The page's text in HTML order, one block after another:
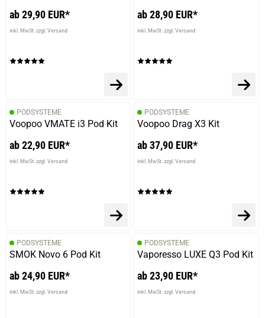
ab 29,90 EUR*
inkl. MwSt. zzgl. Versand
ab 28,90 EUR*
inkl. MwSt. zzgl. Versand
PODSYSTEME
Voopoo VMATE i3 Pod Kit
ab 22,90 EUR*
inkl. MwSt. zzgl. Versand
PODSYSTEME
Voopoo Drag X3 Kit
ab 37,90 EUR*
inkl. MwSt. zzgl. Versand
PODSYSTEME
SMOK Novo 6 Pod Kit
ab 24,90 EUR*
inkl. MwSt. zzgl. Versand
PODSYSTEME
Vaporesso LUXE Q3 Pod Kit
ab 23,90 EUR*
inkl. MwSt. zzgl. Versand